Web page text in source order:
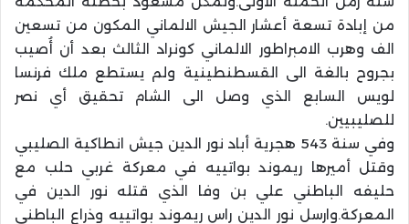
من إبادة تسعة أعشار الجيش الالماني المكون من تسعين
الف وهرب الامبراطور الالماني كونراد الثالث بعد أن أُصيب
بجروح بالغة الى القسطنطينية ولم يستطع ملك فرنسا
لويس السابع الذي وصل الى الشام تحقيق أي نصر
للصليبيين.
وفي سنة 543 هجرية أباد نور الدين جيش انطاكية الصليبي
وقتل أميرها ريموند بواتييه في معركة غربي حلب مع
حليفه الباطني علي بن وفا الذي قتله نور الدين في
المعركة.وارسل نور الدين راس ريموند بواتييه وذراع الباطني